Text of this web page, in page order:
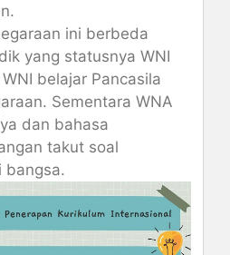
ini berbeda
yang statusnya WNI
belajar Pancasila
Sementara WNA
dan bahasa
takut soal
bangsa.